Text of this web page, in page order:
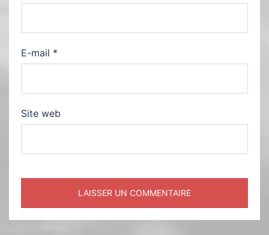
E-mail *
Site web